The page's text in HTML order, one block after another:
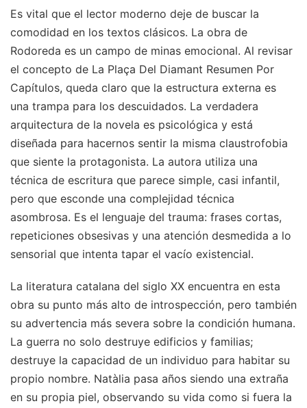
Es vital que el lector moderno deje de buscar la
comodidad en los textos clásicos. La obra de
Rodoreda es un campo de minas emocional. Al revisar
el concepto de La Plaça Del Diamant Resumen Por
Capítulos, queda claro que la estructura externa es
una trampa para los descuidados. La verdadera
arquitectura de la novela es psicológica y está
diseñada para hacernos sentir la misma claustrofobia
que siente la protagonista. La autora utiliza una
técnica de escritura que parece simple, casi infantil,
pero que esconde una complejidad técnica
asombrosa. Es el lenguaje del trauma: frases cortas,
repeticiones obsesivas y una atención desmedida a lo
sensorial que intenta tapar el vacío existencial.
La literatura catalana del siglo XX encuentra en esta
obra su punto más alto de introspección, pero también
su advertencia más severa sobre la condición humana.
La guerra no solo destruye edificios y familias;
destruye la capacidad de un individuo para habitar su
propio nombre. Natàlia pasa años siendo una extraña
en su propia piel, observando su vida como si fuera la